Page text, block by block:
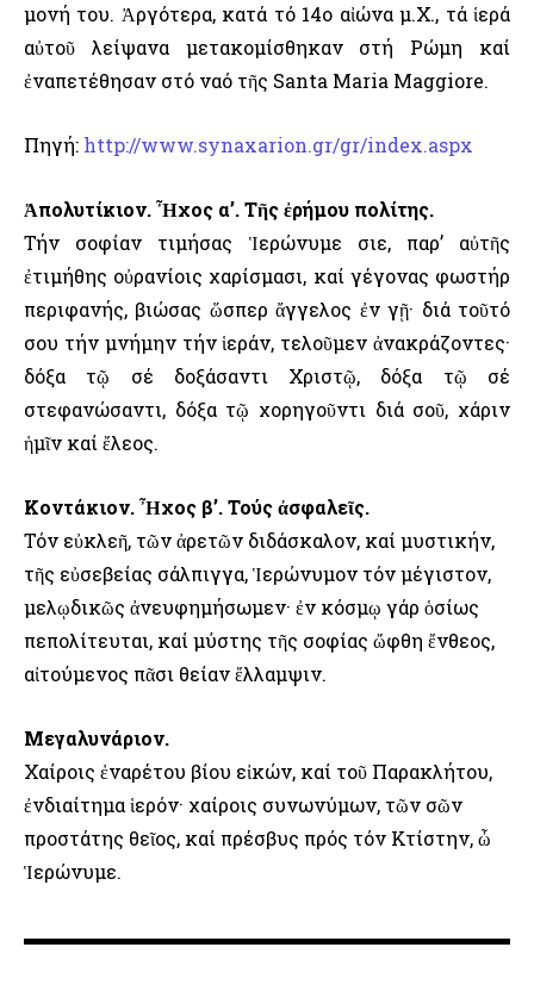
μονή του. Ἀργότερα, κατά τό 14ο αἰώνα μ.Χ., τά ἱερά
αὐτοῦ λείψανα μετακομίσθηκαν στή Ρώμη καί
ἐναπετέθησαν στό ναό τῆς Santa Maria Maggiore.
Πηγή: http://www.synaxarion.gr/gr/index.aspx
Ἀπολυτίκιον. Ἦχος α’. Τῆς ἐρήμου πολίτης.
Τήν σοφίαν τιμήσας Ἱερώνυμε Ὅσιε, παρ’ αὐτῆς
ἐτιμήθης οὐρανίοις χαρίσμασι, καί γέγονας φωστήρ
περιφανής, βιώσας ὥσπερ ἄγγελος ἐν γῇ· διά τοῦτό
σου τήν μνήμην τήν ἱεράν, τελοῦμεν ἀνακράζοντες·
δόξα τῷ σέ δοξάσαντι Χριστῷ, δόξα τῷ σέ
στεφανώσαντι, δόξα τῷ χορηγοῦντι διά σοῦ, χάριν
ἡμῖν καί ἔλεος.
Κοντάκιον. Ἦχος β’. Τούς ἀσφαλεῖς.
Τόν εὐκλεῆ, τῶν ἀρετῶν διδάσκαλον, καί μυστικήν,
τῆς εὐσεβείας σάλπιγγα, Ἱερώνυμον τόν μέγιστον,
μελῳδικῶς ἀνευφημήσωμεν· ἐν κόσμῳ γάρ ὁσίως
πεπολίτευται, καί μύστης τῆς σοφίας ὤφθη ἔνθεος,
αἰτούμενος πᾶσι θείαν ἔλλαμψιν.
Μεγαλυνάριον.
Χαίροις ἐναρέτου βίου εἰκών, καί τοῦ Παρακλήτου,
ἐνδιαίτημα ἱερόν· χαίροις συνωνύμων, τῶν σῶν
προστάτης θεῖος, καί πρέσβυς πρός τόν Κτίστην, ὦ
Ἱερώνυμε.